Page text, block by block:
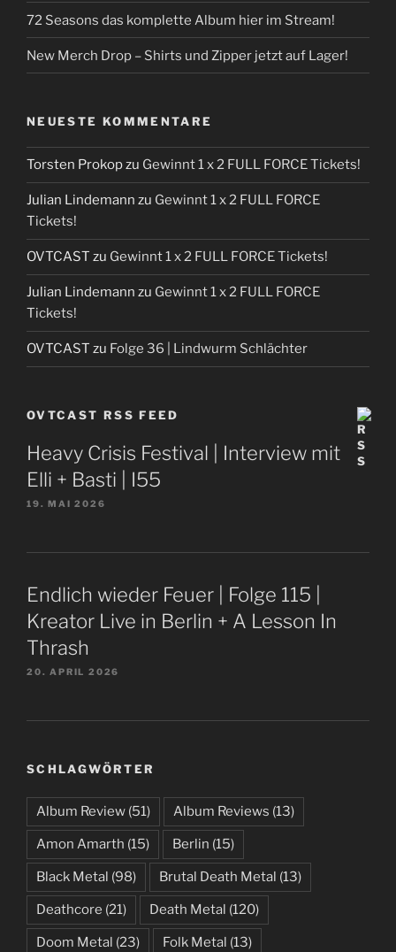
72 Seasons das komplette Album hier im Stream!
New Merch Drop – Shirts und Zipper jetzt auf Lager!
NEUESTE KOMMENTARE
Torsten Prokopzu Gewinnt 1 x 2 FULL FORCE Tickets!
Julian Lindemann zu Gewinnt 1 x 2 FULL FORCE
Tickets!
OVTCAST zu Gewinnt 1 x 2 FULL FORCE Tickets!
Julian Lindemann zu Gewinnt 1 x 2 FULL FORCE
Tickets!
OVTCAST zu Folge 36 | Lindwurm Schlächter
OVTCAST RSS FEED
Heavy Crisis Festival | Interview mit
Elli + Basti | I55
19. MAI 2026
Endlich wieder Feuer | Folge 115 |
Kreator Live in Berlin + A Lesson In
Thrash
20. APRIL 2026
SCHLAGWÖRTER
Album Review (51) Album Reviews (13)
Amon Amarth (15) Berlin (15)
Black Metal (98) Brutal Death Metal (13)
Deathcore (21) Death Metal (120)
Doom Metal (23) Folk Metal (13)